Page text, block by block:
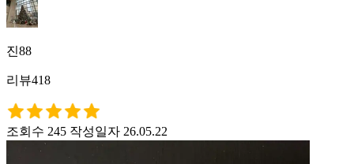
진88
리뷰418
조회수 245 작성일자 26.05.22